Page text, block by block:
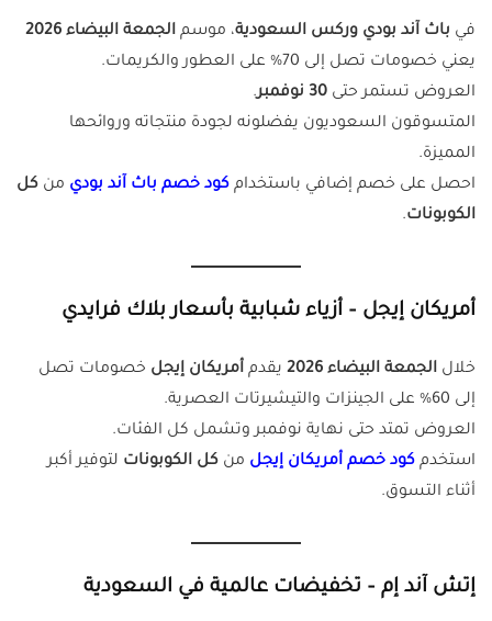
في باث آند بودي وركس السعودية، موسم الجمعة البيضاء 2026
يعني خصومات تصل إلى 70% على العطور والكريمات.
العروض تستمر حتى 30 نوفمبر
.
المتسوقون السعوديون يفضلونه لجودة منتجاته وروائحها
المميزة.
احصل على خصم إضافي باستخدام كود خصم باث آند بودي من كل
الكوبونات.
أمريكان إيجل – أزياء شبابية بأسعار بلاك فرايدي
خلال الجمعة البيضاء 2026 يقدم أمريكان إيجل خصومات تصل
إلى 60% على الجينزات والتيشيرتات العصرية.
العروض تمتد حتى نهاية نوفمبر وتشمل كل الفئات.
استخدم كود خصم أمريكان إيجل من كل الكوبونات لتوفير أكبر
أثناء التسوق.
إتش آند إم – تخفيضات عالمية في السعودية